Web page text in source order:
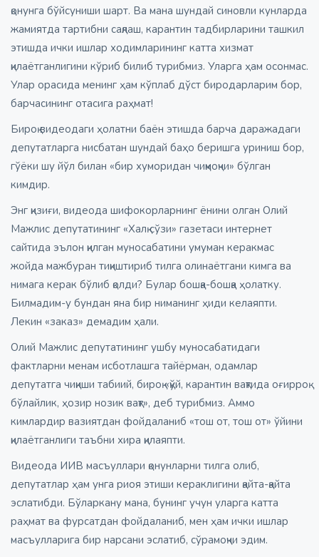
қонунга бўйсуниши шарт. Ва мана шундай синовли кунларда
жамиятда тартибни сақлаш, карантин тадбирларини ташкил
этишда ички ишлар ходимларининг катта хизмат
қилаётганлигини кўриб билиб турибмиз. Уларга ҳам осонмас.
Улар орасида менинг ҳам кўплаб дўст биродарларим бор,
барчасининг отасига раҳмат!
Бироқ видеодаги ҳолатни баён этишда барча даражадаги
депутатларга нисбатан шундай баҳо беришга уриниш бор,
гўёки шу йўл билан «бир хуморидан чиқмоқчи» бўлган
кимдир.
Энг қизиғи, видеода шифокорларнинг ёнини олган Олий
Мажлис депутатининг «Халқ сўзи» газетаси интернет
сайтида эълон қилган муносабатини умуман керакмас
жойда мажбуран тиқиштириб тилга олинаётгани кимга ва
нимага керак бўлиб қолди? Булар бошқа-бошқа ҳолатку.
Билмадим-у бундан яна бир ниманинг ҳиди келаяпти.
Лекин «заказ» демадим ҳали.
Олий Мажлис депутатининг ушбу муносабатидаги
фактларни менам исботлашга тайёрман, одамлар
депутатга чиқиши табиий, бироқ «қўй, карантин вақтида оғирроқ
бўлайлик, ҳозир нозик вақт», деб турибмиз. Аммо
кимлардир вазиятдан фойдаланиб «тош от, тош от» ўйини
қилаётганлиги таъбни хира қилаяпти.
Видеода ИИВ масъуллари қонунларни тилга олиб,
депутатлар ҳам унга риоя этиши кераклигини қайта-қайта
эслатибди. Бўларкану мана, бунинг учун уларга катта
раҳмат ва фурсатдан фойдаланиб, мен ҳам ички ишлар
масъулларига бир нарсани эслатиб, сўрамоқчи эдим.